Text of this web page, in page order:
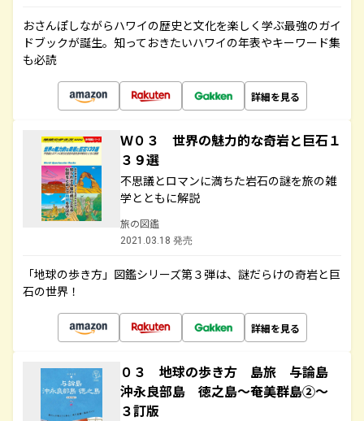
おさんぽしながらハワイの歴史と文化を楽しく学ぶ最強のガイ
ドブックが誕生。知っておきたいハワイの年表やキーワード集
も必読
詳細を見る
Ｗ０３ 世界の魅力的な奇岩と巨石１
３９選
不思議とロマンに満ちた岩石の謎を旅の雑
学とともに解説
旅の図鑑
2021.03.18 発売
「地球の歩き方」図鑑シリーズ第３弾は、謎だらけの奇岩と巨
石の世界！
詳細を見る
０３ 地球の歩き方 島旅 与論島
沖永良部島 徳之島～奄美群島②～
３訂版